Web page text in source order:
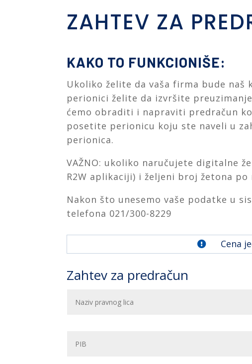
ZAHTEV ZA
KAKO TO FUNKCIONIŠE:
Ukoliko želite da vaša firma bude
perionici želite da izvršite
ćemo obraditi i napraviti predračun
posetite perionicu koju ste naveli u
perionica.
VAŽNO: ukoliko naručujete digitalne
R2W aplikaciji) i željeni broj žetona po
Nakon što unesemo vaše podatke u
telefona 021/300-8229
 Cena
Zahtev za predračun